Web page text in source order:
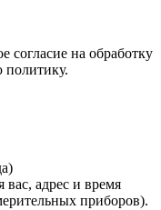
согласие на обработку
вас, адрес и время
приборов).